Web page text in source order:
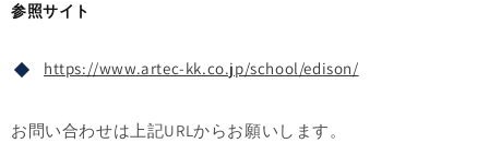
参照サイト
https://www.artec-kk.co.jp/school/edison/
お問い合わせは上記URLからお願いします。